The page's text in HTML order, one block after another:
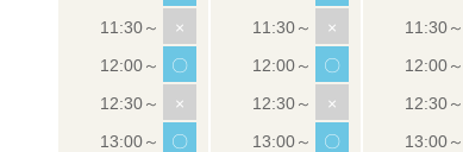
×
〇
×
〇
×
〇
×
〇